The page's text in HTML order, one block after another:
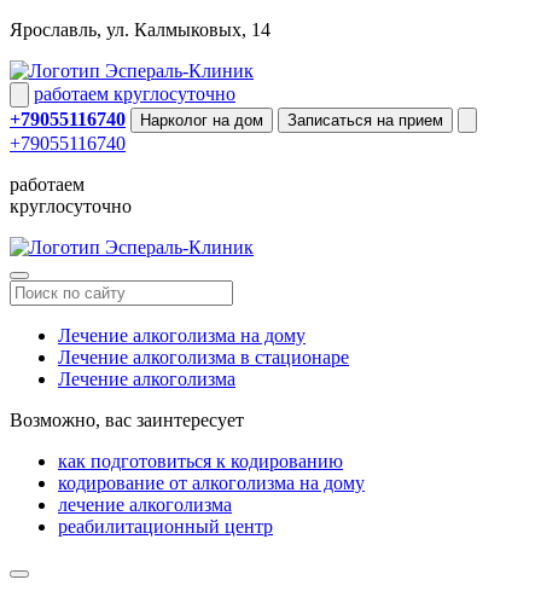
Ярославль, ул. Калмыковых, 14
Эспераль-Клиник
работаем круглосуточно
+79055116740
Нарколог на дом Записаться на прием
+79055116740
работаем
круглосуточно
Эспераль-Клиник
Лечение алкоголизма на дому
Лечение алкоголизма в стационаре
Лечение алкоголизма
Возможно, вас заинтересует
как подготовиться к кодированию
кодирование от алкоголизма на дому
лечение алкоголизма
реабилитационный центр